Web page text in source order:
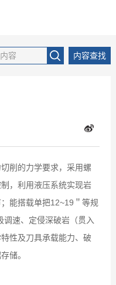
中文版 英文版
内容查找
削的力学要求，采用螺
，利用液压系统实现岩
能搭载单把12~19＂等规
速、定侵深破岩（贯入
性及刀具承载能力、破
储。